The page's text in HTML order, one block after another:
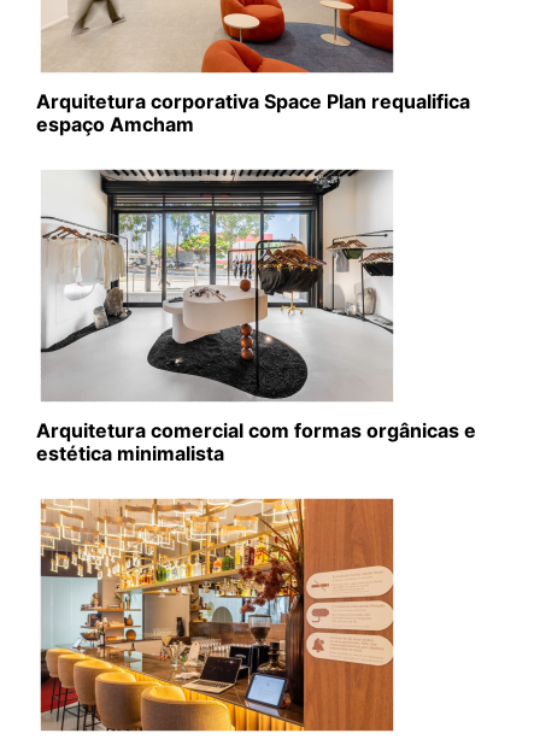
Arquitetura corporativa Space Plan requalifica
espaço Amcham
Arquitetura comercial com formas orgânicas e
estética minimalista